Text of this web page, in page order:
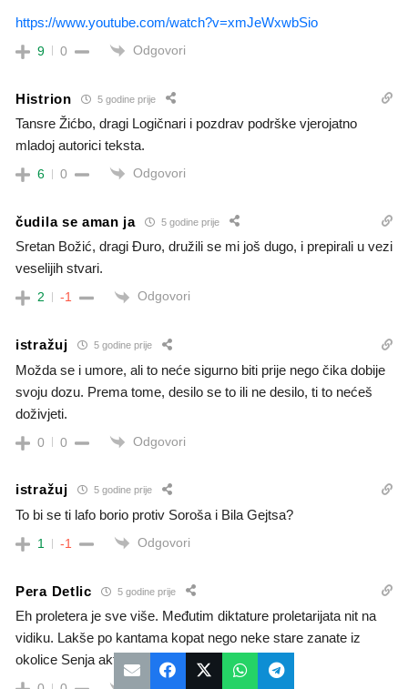
https://www.youtube.com/watch?v=xmJeWxwbSio
9 0 Odgovori
Histrion 5 godine prije
Tansre Žićbo, dragi Logičnari i pozdrav podrške vjerojatno
mladoj autorici teksta.
6 0 Odgovori
čudila se aman ja 5 godine prije
Sretan Božić, dragi Đuro, družili se mi još dugo, i prepirali u vezi
veselijih stvari.
2 -1 Odgovori
istražuj 5 godine prije
Možda se i umore, ali to neće sigurno biti prije nego čika dobije
svoju dozu. Prema tome, desilo se to ili ne desilo, ti to nećeš
doživjeti.
0 0 Odgovori
istražuj 5 godine prije
To bi se ti lafo borio protiv Soroša i Bila Gejtsa?
1 -1 Odgovori
Pera Detlic 5 godine prije
Eh proletera je sve više. Međutim diktature proletarijata nit na
vidiku. Lakše po kantama kopat nego neke stare zanate iz
okolice Senja aktivirat.